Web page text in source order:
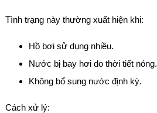
Tình trạng này thường xuất hiện khi:
Hồ bơi sử dụng nhiều.
Nước bị bay hơi do thời tiết nóng.
Không bổ sung nước định kỳ.
Cách xử lý: